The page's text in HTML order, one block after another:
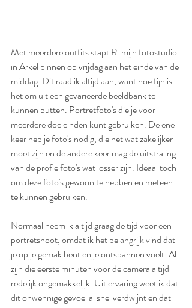
Met meerdere outfits stapt R. mijn fotostudio
in Arkel binnen op vrijdag aan het einde van de
middag. Dit raad ik altijd aan, want hoe fijn is
het om uit een gevarieerde beeldbank te
kunnen putten. Portretfoto's die je voor
meerdere doeleinden kunt gebruiken. De ene
keer heb je foto's nodig, die net wat zakelijker
moet zijn en de andere keer mag de uitstraling
van de profielfoto's wat losser zijn. Ideaal toch
om deze foto's gewoon te hebben en meteen
te kunnen gebruiken.
Normaal neem ik altijd graag de tijd voor een
portretshoot, omdat ik het belangrijk vind dat
je op je gemak bent en je ontspannen voelt. Al
zijn die eerste minuten voor de camera altijd
redelijk ongemakkelijk. Uit ervaring weet ik dat
dit onwennige gevoel al snel verdwijnt en dat